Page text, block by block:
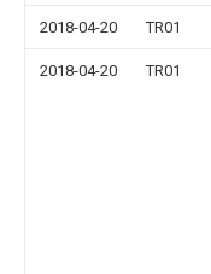
2018-04-20 TR01
2018-04-20 TR01